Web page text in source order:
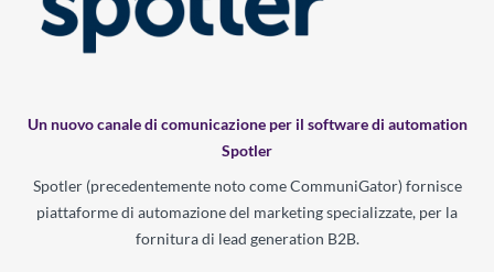
Un nuovo canale di comunicazione per il software di automation
Spotler
Spotler (precedentemente noto come CommuniGator) fornisce
piattaforme di automazione del marketing specializzate, per la
fornitura di lead generation B2B.